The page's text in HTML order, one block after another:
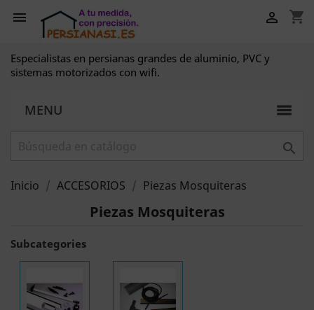
 shopping_cart

Especialistas en persianas grandes de aluminio, PVC y
sistemas motorizados con wifi.
MENU

Inicio ACCESORIOS Piezas Mosquiteras
Piezas Mosquiteras
Subcategories